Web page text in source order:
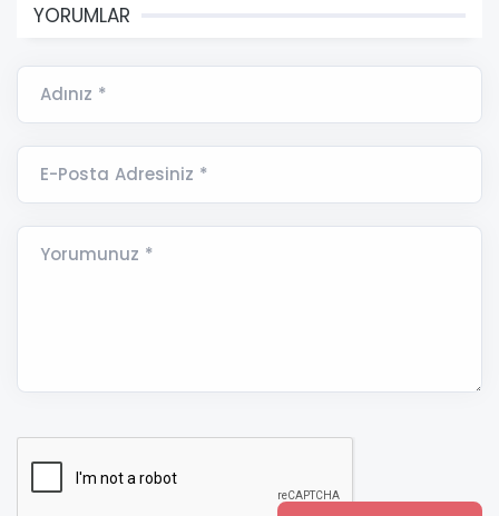
YORUMLAR
Adınız *
E-Posta Adresiniz *
Yorumunuz *